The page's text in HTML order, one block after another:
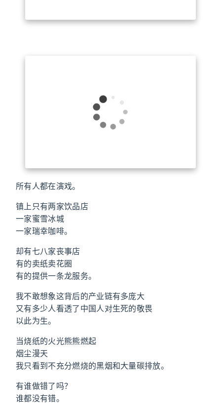
所有人都在演戏。
镇上只有两家饮品店
一家蜜雪冰城
一家瑞幸咖啡。
却有七八家丧事店
有的卖纸卖花圈
有的提供一条龙服务。
我不敢想象这背后的产业链有多庞大
又有多少人看透了中国人对生死的敬畏
以此为生。
当烧纸的火光熊熊燃起
烟尘漫天
我只看到不充分燃烧的黑烟和大量碳排放。
有谁做错了吗？
谁都没有错。